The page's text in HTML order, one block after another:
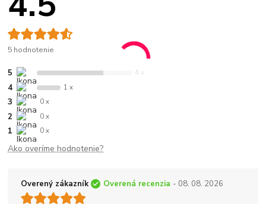
5 hodnotenie
5 4 x
4 1 x
3 0 x
2 0 x
1 0 x
Ako overíme hodnotenie?
Overený zákazník Overená recenzia - 08. 08. 2026